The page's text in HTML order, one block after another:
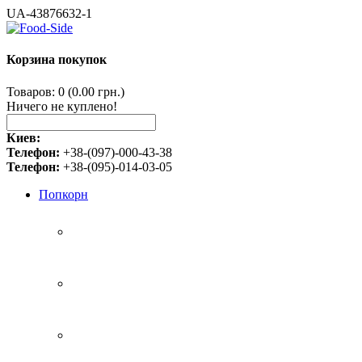
UA-43876632-1
Корзина покупок
Товаров: 0 (0.00 грн.)
Ничего не куплено!
Киев:
Телефон: +38-(097)-000-43-38
Телефон: +38-(095)-014-03-05
Попкорн